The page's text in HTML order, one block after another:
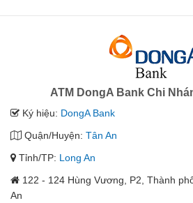
ATM DongA Bank Chi
Ký hiệu: DongA Bank
Quận/Huyện: Tân An
Tỉnh/TP: Long An
122 - 124 Hùng Vương, P2, Thành
An